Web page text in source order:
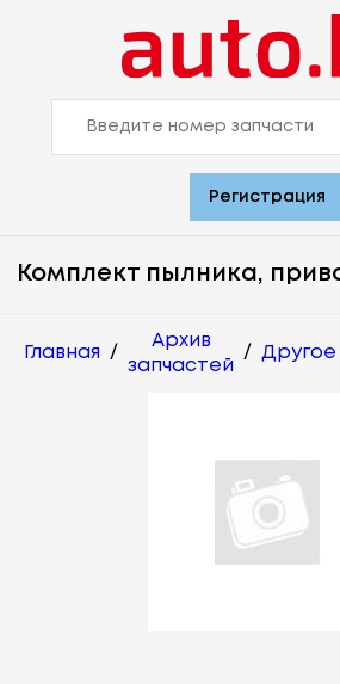
Регистрация
Комплект пылника,
Главная /
Архив
запчастей
/ Другое